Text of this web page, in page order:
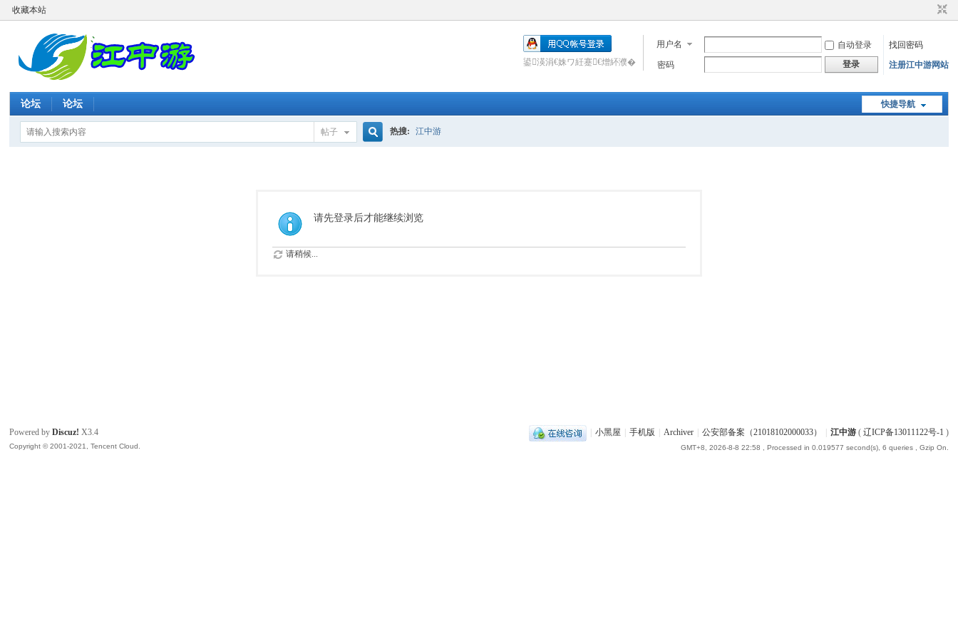
收藏本站
用户名 自动登录
找回密码
密码
登录 注册江中游网站
鍙渶涓€姝ワ紝蹇€熷紑濮�
快捷导航
论坛 论坛
帖子
索
热搜: 江中游
请先登录后才能继续浏览
请稍候...
小黑屋 手机版 Archiver 公安部备案（21018102000033） 江中游( 辽ICP备13011122号-1 )
GMT+8, 2026-8-8 22:58 , Processed in 0.019577 second(s), 6 queries , Gzip On.
Powered byDiscuz! X3.4
Copyright © 2001-2021, Tencent Cloud.